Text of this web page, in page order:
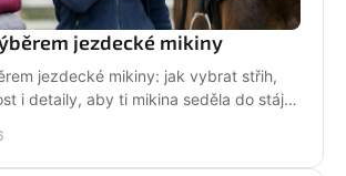
jezdecké mikiny
jezdecké mikiny: jak vybrat střih,
i detaily, aby ti mikina seděla do stáje,